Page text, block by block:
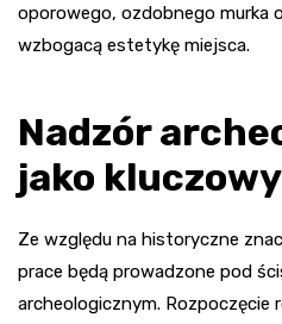
oporowego, ozdobnego murka
wzbogacą estetykę miejsca.
Nadzór
jako
Ze względu na historyczne
prace będą prowadzone pod
archeologicznym.